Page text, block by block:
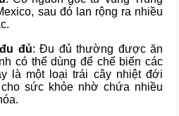
sau đó lan rộng ra nhiều
đủ: Đu đủ thường được ăn
có thể dùng để chế biến các
là một loại trái cây nhiệt đới
sức khỏe nhờ chứa nhiều